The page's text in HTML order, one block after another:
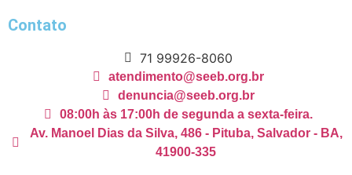
Contato
71 99926-8060
atendimento@seeb.org.br
denuncia@seeb.org.br
08:00h às 17:00h de segunda a sexta-feira.
Av. Manoel Dias da Silva, 486 - Pituba, Salvador - BA,
41900-335